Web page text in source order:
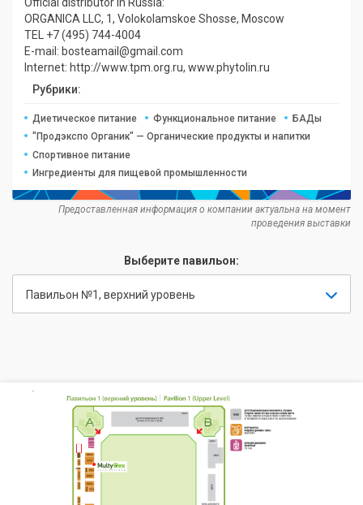
ORGANICA LLC, 1, Volokolamskoe Shosse, Moscow
TEL +7 (495) 744-4004
E-mail: bosteamail@gmail.com
Internet: http://www.tpm.org.ru, www.phytolin.ru
Рубрики:
Диетическое питание Функциональное питание
БАДы
"Продэкспо Органик" — Органические продукты и напитки
Спортивное питание
Ингредиенты для пищевой промышленности
Предоставленная информация о компании актуальна на момент
проведения выставки
Выберите павильон:
Павильон №1, верхний уровень